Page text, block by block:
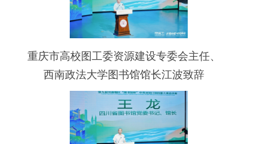
重庆市高校图工委资源建设专委会主任、
西南政法大学图书馆馆长江波致辞